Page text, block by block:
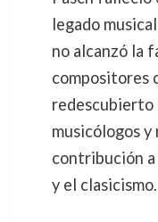
legado
no alcanzó la
compositores
redescubierto
musicólogos y
contribución
y el clasicismo.